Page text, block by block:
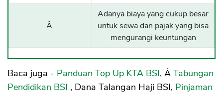
Â
Adanya biaya yang cukup besar
untuk sewa dan pajak yang bisa
mengurangi keuntungan
Baca juga - Panduan Top Up KTA BSI, Â Tabungan
Pendidikan BSI , Dana Talangan Haji BSI, Pinjaman